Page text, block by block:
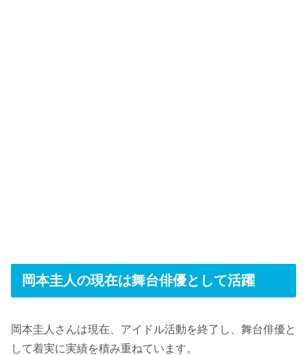
岡本圭人の現在は舞台俳優として活躍
岡本圭人さんは現在、アイドル活動を終了し、舞台俳優と
して着実に実績を積み重ねています。